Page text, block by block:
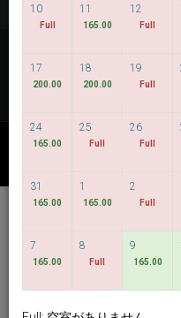
最
フ
Hotel Bencoolen
Hong Kong
日本語
10
Full
11
165.00
12
Full
17
200.00
18
200.00
19
Full
24
165.00
25
Full
26
Full
31
165.00
1
165.00
2
Full
7
165.00
8
Full
9
165.00